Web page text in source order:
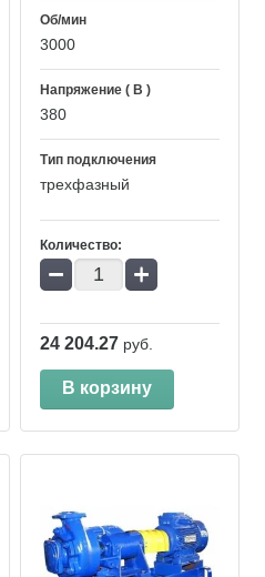
Об/мин
3000
Напряжение ( В )
380
Тип подключения
трехфазный
Количество:
− +
24 204.27 руб.
В корзину